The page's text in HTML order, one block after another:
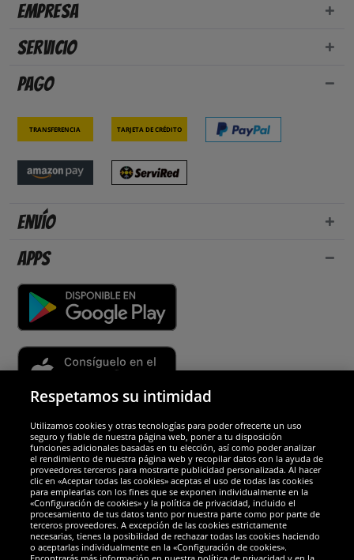
Empresa
Servicio
Pago
Transferencia Tarjeta de crédito
Envío
Apps
Socios y seguridad
Galardones
Respetamos su intimidad
Utilizamos cookies y otras tecnologías para poder ofrecerte un uso
seguro y fiable de nuestra página web, poner a tu disposición
funciones adicionales basadas en tu elección, así como poder analizar
el rendimiento de nuestra página web y recopilar datos con la ayuda de
proveedores terceros para mostrarte publicidad personalizada. Al hacer
clic en «Aceptar todas las cookies» aceptas el uso de todas las cookies
para emplearlas con los fines que se exponen individualmente en la
«Configuración de cookies» y la política de privacidad, incluido el
procesamiento de tus datos tanto por nuestra parte como por parte de
terceros proveedores. A excepción de las cookies estrictamente
necesarias, tienes la posibilidad de rechazar todas las cookies haciendo
o aceptarlas individualmente en la «Configuración de cookies».